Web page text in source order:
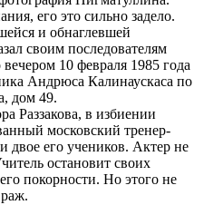
его это сильно задело.
и обнаглевшей
своим последователям
10 февраля 1985 года
Андрюса Калинаускаса по
дом 49.
Раззакова, в избиении
московский тренер-
двое его учеников. Актер не
остановит своих
покорности. Но этого не